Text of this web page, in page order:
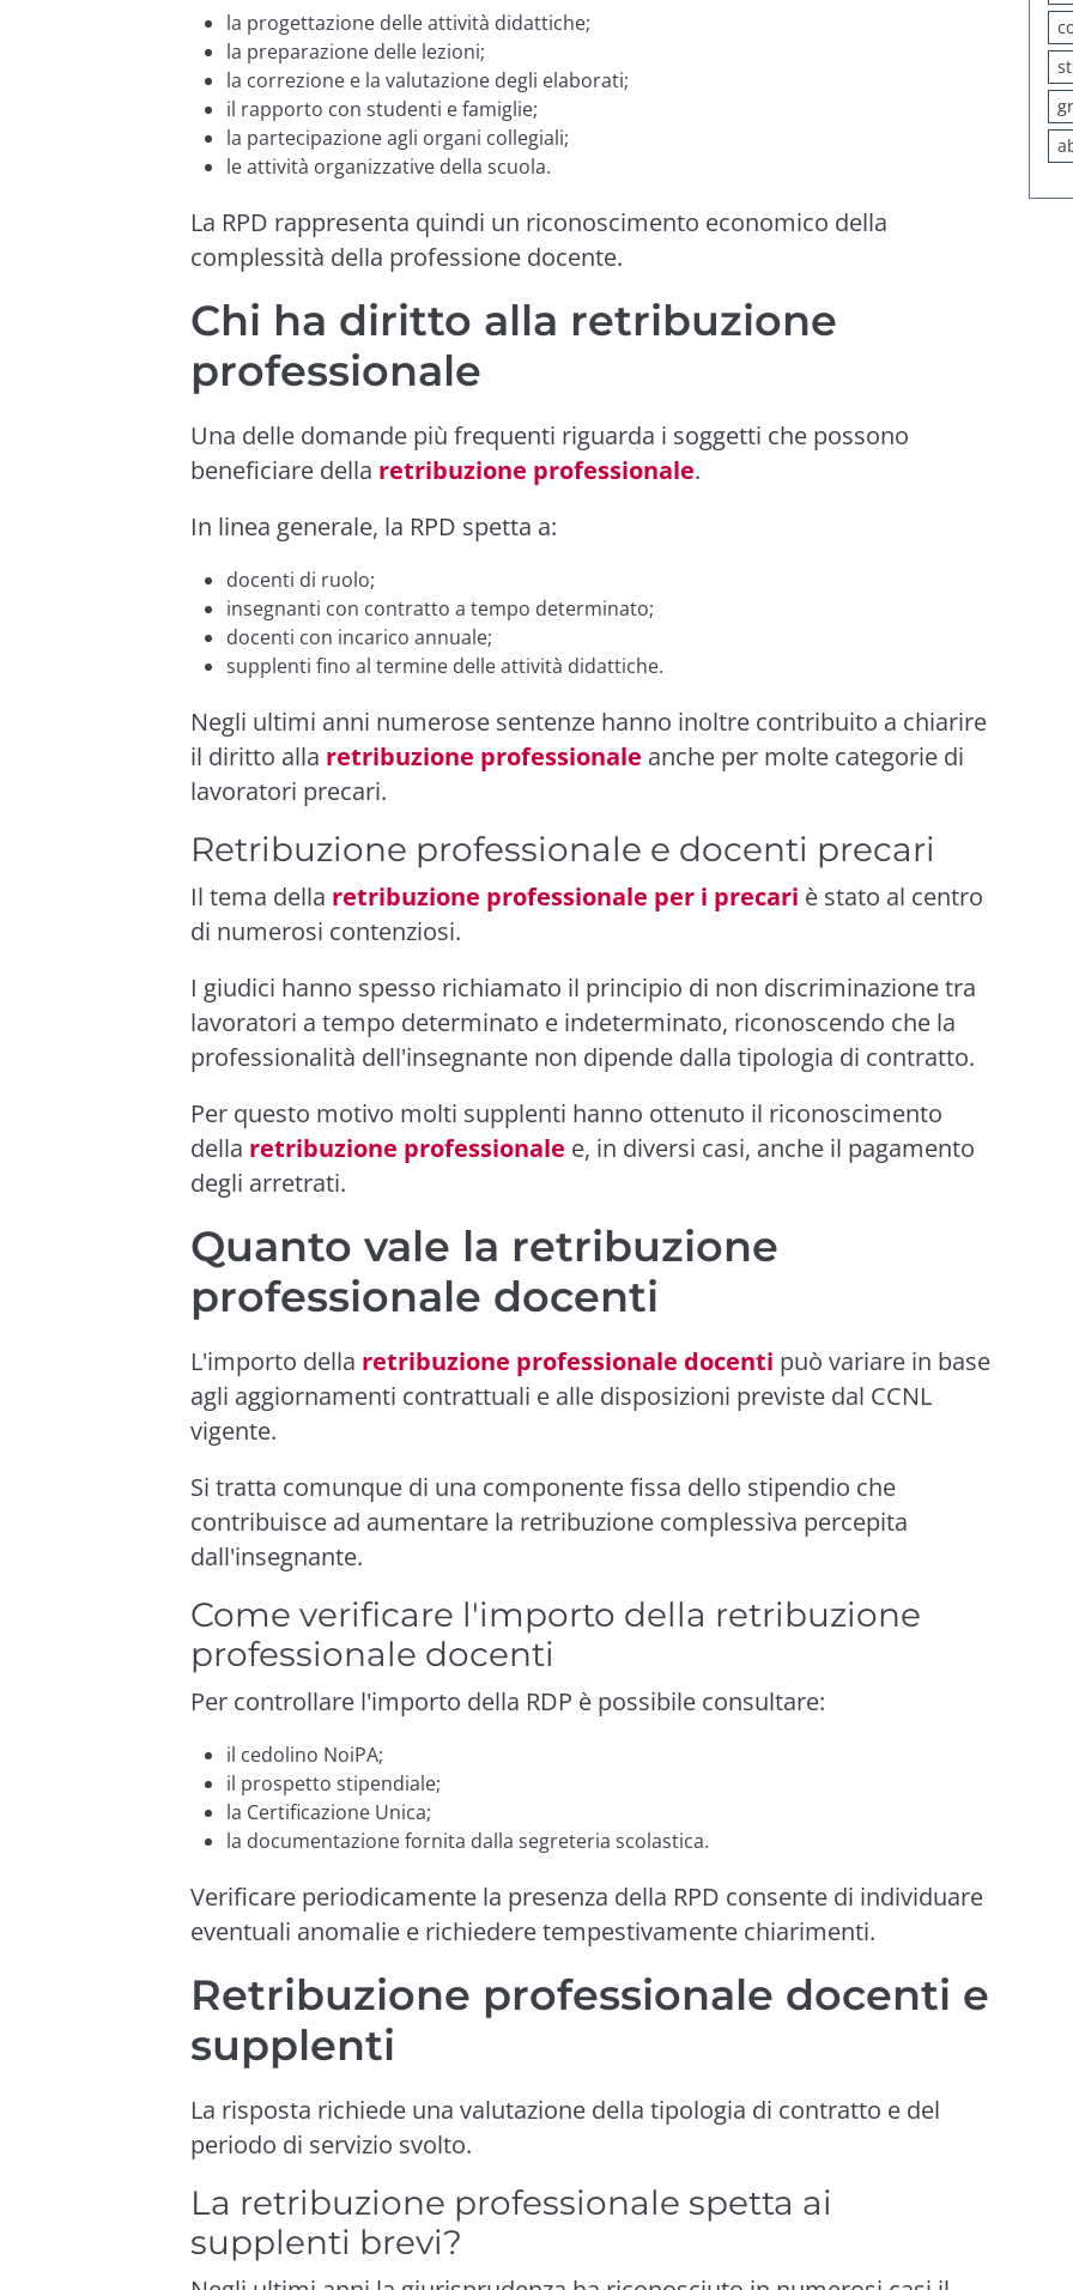
la progettazione delle attività didattiche;
la preparazione delle lezioni;
la correzione e la valutazione degli elaborati;
il rapporto con studenti e famiglie;
la partecipazione agli organi collegiali;
le attività organizzative della scuola.
La RPD rappresenta quindi un riconoscimento economico della
complessità della professione docente.
Chi ha diritto alla retribuzione
professionale
Una delle domande più frequenti riguarda i soggetti che possono
beneficiare della retribuzione professionale.
In linea generale, la RPD spetta a:
docenti di ruolo;
insegnanti con contratto a tempo determinato;
docenti con incarico annuale;
supplenti fino al termine delle attività didattiche.
Negli ultimi anni numerose sentenze hanno inoltre contribuito a chiarire
il diritto alla retribuzione professionale anche per molte categorie di
lavoratori precari.
Retribuzione professionale e docenti precari
Il tema della retribuzione professionale per i precari è stato al centro
di numerosi contenziosi.
I giudici hanno spesso richiamato il principio di non discriminazione tra
lavoratori a tempo determinato e indeterminato, riconoscendo che la
professionalità dell'insegnante non dipende dalla tipologia di contratto.
Per questo motivo molti supplenti hanno ottenuto il riconoscimento
della retribuzione professionale e, in diversi casi, anche il pagamento
degli arretrati.
Quanto vale la retribuzione
professionale docenti
L'importo della retribuzione professionale docenti può variare in base
agli aggiornamenti contrattuali e alle disposizioni previste dal CCNL
vigente.
Si tratta comunque di una componente fissa dello stipendio che
contribuisce ad aumentare la retribuzione complessiva percepita
dall'insegnante.
Come verificare l'importo della retribuzione
professionale docenti
Per controllare l'importo della RDP è possibile consultare:
il cedolino NoiPA;
il prospetto stipendiale;
la Certificazione Unica;
la documentazione fornita dalla segreteria scolastica.
Verificare periodicamente la presenza della RPD consente di individuare
eventuali anomalie e richiedere tempestivamente chiarimenti.
Retribuzione professionale docenti e
supplenti
La risposta richiede una valutazione della tipologia di contratto e del
periodo di servizio svolto.
La retribuzione professionale spetta ai
supplenti brevi?